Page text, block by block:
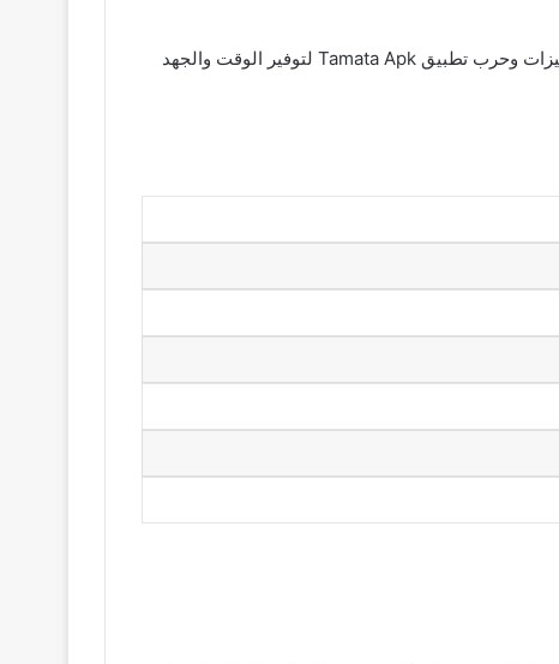
يتطلب تحميل تطبيق طماطة للأندرويد خطوات بسيطة حيث يمكنك البدء في استخدامه فور انتهاء التنزيل استفد من هذه المميزات وحرب تطبيق Tamata Apk لتوفير الوقت والجهد